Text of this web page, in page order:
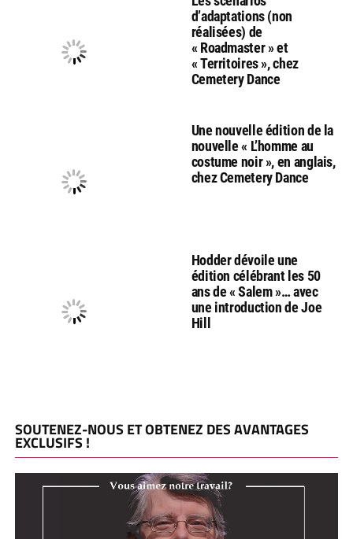
d’adaptations (non
réalisées) de
« Roadmaster » et
« Territoires », chez
Cemetery Dance
Une nouvelle édition de la
nouvelle « L’homme au
costume noir », en anglais,
chez Cemetery Dance
Hodder dévoile une
édition célébrant les 50
ans de « Salem »… avec
une introduction de Joe
Hill
SOUTENEZ-NOUS ET OBTENEZ DES AVANTAGES
EXCLUSIFS !